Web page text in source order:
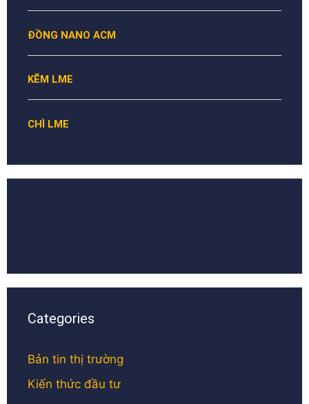
ĐỒNG NANO ACM
KẼM LME
CHÌ LME
Categories
Bản tin thị trường
Kiến thức đầu tư